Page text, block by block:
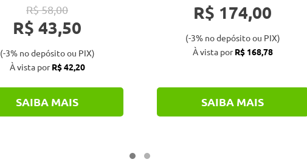
R$ 58,00
R$ 43,50
(-3% no depósito ou PIX)
À vista porR$ 42,20
SAIBA MAIS
R$ 174,00
(-3% no depósito ou PIX)
À vista porR$ 168,78
SAIBA MAIS